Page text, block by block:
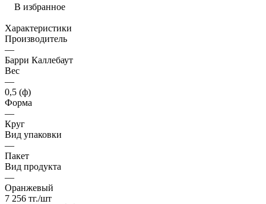
В избранное
Характеристики
Производитель
—
Барри Каллебаут
Вес
—
0,5 (ф)
Форма
—
Круг
Вид упаковки
—
Пакет
Вид продукта
—
Оранжевый
7 256 тг./шт